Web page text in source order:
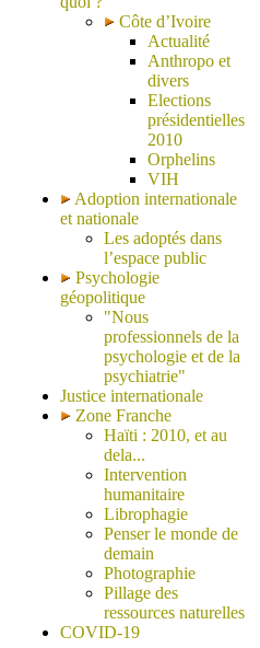
Côte d’Ivoire
Actualité
Anthropo et
divers
Elections
présidentielles
2010
Orphelins
VIH
Adoption internationale
et nationale
Les adoptés dans
l’espace public
Psychologie
géopolitique
"Nous
professionnels de la
psychologie et de la
psychiatrie"
Justice internationale
Zone Franche
Haïti : 2010, et au
dela...
Intervention
humanitaire
Librophagie
Penser le monde de
demain
Photographie
Pillage des
ressources naturelles
COVID-19